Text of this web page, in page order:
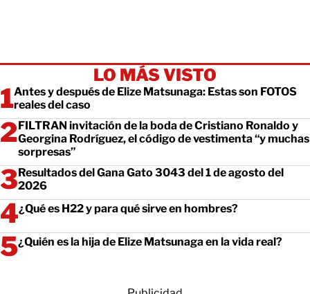
LO MÁS VISTO
Antes y después de Elize Matsunaga: Estas son FOTOS
reales del caso
FILTRAN invitación de la boda de Cristiano Ronaldo y
Georgina Rodríguez, el código de vestimenta “y muchas
sorpresas”
Resultados del Gana Gato 3043 del 1 de agosto del
2026
¿Qué es H22 y para qué sirve en hombres?
¿Quién es la hija de Elize Matsunaga en la vida real?